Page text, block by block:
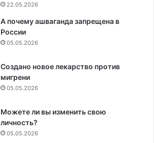
22.05.2026
А почему ашваганда запрещена в
России
05.05.2026
Создано новое лекарство против
мигрени
05.05.2026
Можете ли вы изменить свою
личность?
05.05.2026